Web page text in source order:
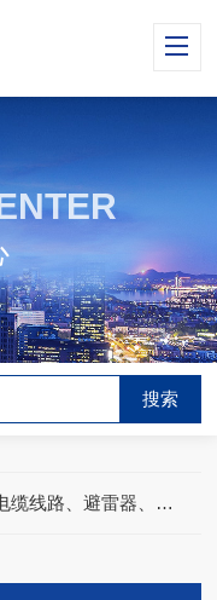
缆线路、避雷器、绝缘子测试仪器